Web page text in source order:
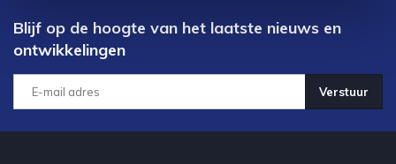
Blijf op de hoogte van het laatste nieuws en
ontwikkelingen
Verstuur